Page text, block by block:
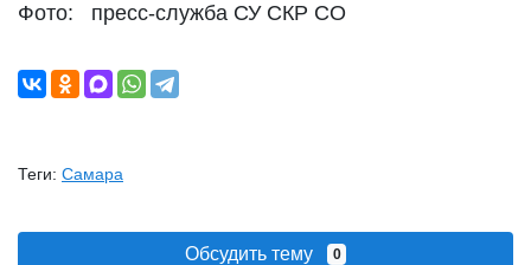
Фото: пресс-служба СУ СКР СО
Теги: Самара
Обсудить тему 0